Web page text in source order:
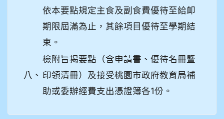
依本要點規定主食及副食費優待至給卹
期限屆滿為止，其餘項目優待至學期結
束。
八、
檢附旨揭要點（含申請書、優待名冊暨
印領清冊）及接受桃園市政府教育局補
助或委辦經費支出憑證簿各1份。